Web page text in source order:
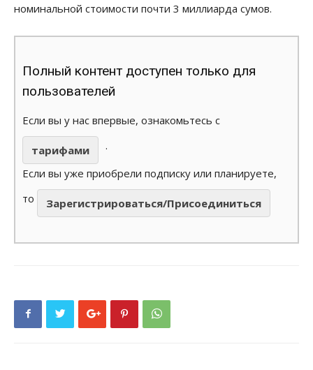
номинальной стоимости почти 3 миллиарда сумов.
Полный контент доступен только для
пользователей
Если вы у нас впервые, ознакомьтесь с
тарифами
.
Если вы уже приобрели подписку или планируете,
то
Зарегистрироваться/Присоединиться